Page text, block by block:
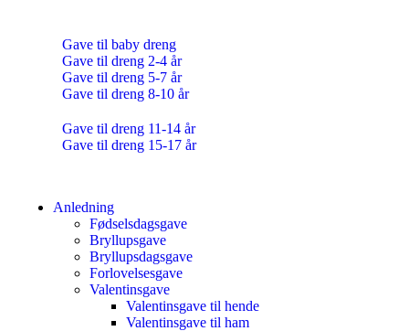
Gave til baby dreng
Gave til dreng 2-4 år
Gave til dreng 5-7 år
Gave til dreng 8-10 år
Gave til dreng 11-14 år
Gave til dreng 15-17 år
Anledning
Fødselsdagsgave
Bryllupsgave
Bryllupsdagsgave
Forlovelsesgave
Valentinsgave
Valentinsgave til hende
Valentinsgave til ham